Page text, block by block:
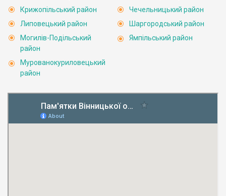
Крижопільський район
Липовецький район
Могилів-Подільський
район
Мурованокуриловецький
район
Чечельницький район
Шаргородський район
Ямпільський район